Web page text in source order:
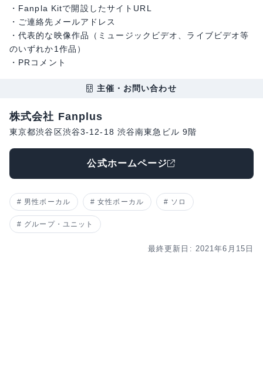
・Fanpla Kitで開設したサイトURL
・ご連絡先メールアドレス
・代表的な映像作品（ミュージックビデオ、ライブビデオ等
のいずれか1作品）
・PRコメント
主催・お問い合わせ
株式会社 Fanplus
東京都渋谷区渋谷3-12-18 渋谷南東急ビル 9階
公式ホームページ
男性ボーカル 女性ボーカル ソロ
グループ・ユニット
最終更新日: 2021年6月15日